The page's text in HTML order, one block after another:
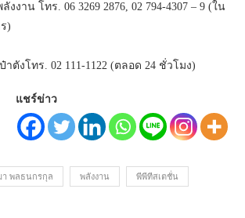
งาน โทร. 06 3269 2876, 02 794-4307 – 9 (ใน
)
ตังโทร. 02 111-1122 (ตลอด 24 ชั่วโมง)
แชร์ข่าว
พลธนกรกุล พลังงาน พีพีทีสเตชั่น